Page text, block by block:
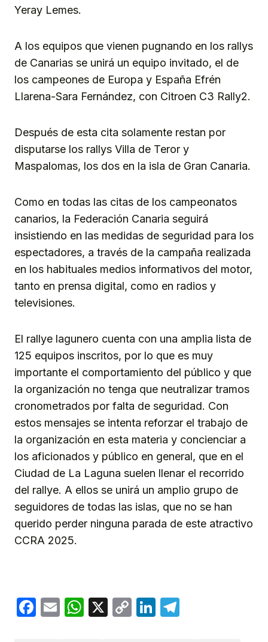
Yeray Lemes.
A los equipos que vienen pugnando en los rallys
de Canarias se unirá un equipo invitado, el de
los campeones de Europa y España Efrén
Llarena-Sara Fernández, con Citroen C3 Rally2.
Después de esta cita solamente restan por
disputarse los rallys Villa de Teror y
Maspalomas, los dos en la isla de Gran Canaria.
Como en todas las citas de los campeonatos
canarios, la Federación Canaria seguirá
insistiendo en las medidas de seguridad para los
espectadores, a través de la campaña realizada
en los habituales medios informativos del motor,
tanto en prensa digital, como en radios y
televisiones.
El rallye lagunero cuenta con una amplia lista de
125 equipos inscritos, por lo que es muy
importante el comportamiento del público y que
la organización no tenga que neutralizar tramos
cronometrados por falta de seguridad. Con
estos mensajes se intenta reforzar el trabajo de
la organización en esta materia y concienciar a
los aficionados y público en general, que en el
Ciudad de La Laguna suelen llenar el recorrido
del rallye. A ellos se unirá un amplio grupo de
seguidores de todas las islas, que no se han
querido perder ninguna parada de este atractivo
CCRA 2025.
Facebook
EmailWhatsApp
X
CopyLinkedIn